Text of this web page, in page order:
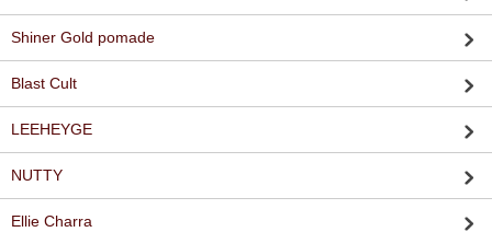
Shiner Gold pomade
Blast Cult
LEEHEYGE
NUTTY
Ellie Charra